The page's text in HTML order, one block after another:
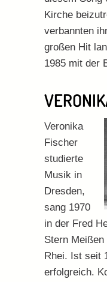
Kirche
verbannten
großen Hit
1985 mit der
Veronika
Fischer
studierte
Musik in
Dresden,
sang 1970
in der Fred
Stern Meißen
Rhei. Ist seit
erfolgreich.